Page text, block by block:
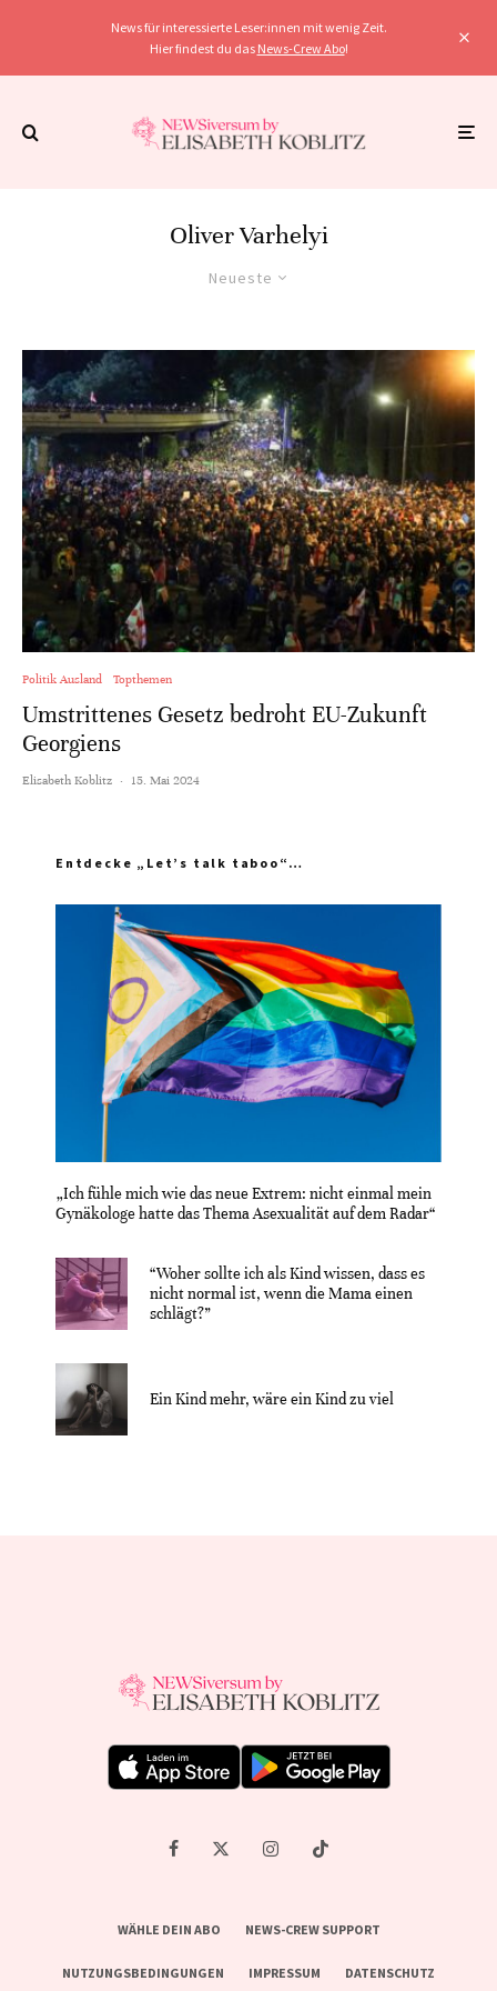
News für interessierte Leser:innen mit wenig Zeit.
Hier findest du das News-Crew Abo!
Oliver Varhelyi
Neueste
Politik Ausland Topthemen
Umstrittenes Gesetz bedroht EU-Zukunft
Georgiens
Elisabeth Koblitz · 15. Mai 2024
Entdecke „Let’s talk taboo“…
„Ich fühle mich wie das neue Extrem: nicht einmal mein
Gynäkologe hatte das Thema Asexualität auf dem Radar“
“Woher sollte ich als Kind wissen, dass es
nicht normal ist, wenn die Mama einen
schlägt?”
Ein Kind mehr, wäre ein Kind zu viel
WÄHLE DEIN ABO NEWS-CREW SUPPORT
NUTZUNGSBEDINGUNGEN IMPRESSUM DATENSCHUTZ